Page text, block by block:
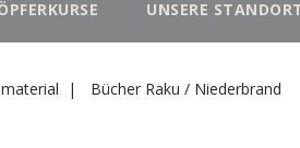
UNSERE
Bücher Raku / Niederbrand